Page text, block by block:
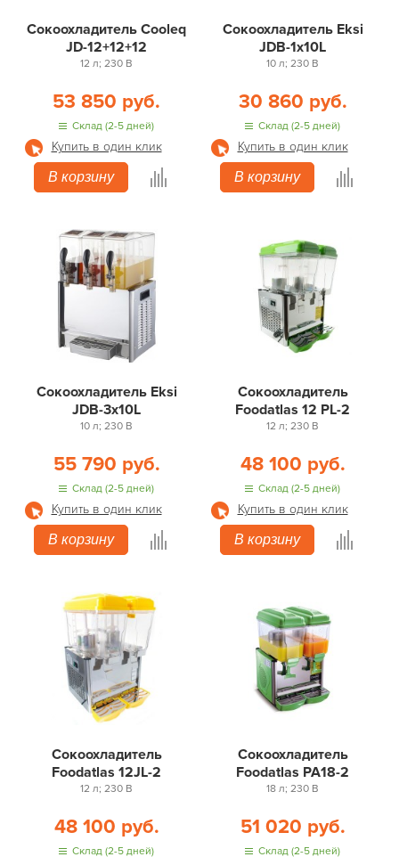
Сокоохладитель Cooleq
JD-12+12+12
12 л; 230 В
53 850 руб.
Склад (2-5 дней)
Купить в один клик
В корзину
Сокоохладитель Eksi
JDB-1x10L
10 л; 230 В
30 860 руб.
Склад (2-5 дней)
Купить в один клик
В корзину
Сокоохладитель Eksi
JDB-3x10L
10 л; 230 В
55 790 руб.
Склад (2-5 дней)
Купить в один клик
В корзину
Сокоохладитель
Foodatlas 12 PL-2
12 л; 230 В
48 100 руб.
Склад (2-5 дней)
Купить в один клик
В корзину
Сокоохладитель
Foodatlas 12JL-2
12 л; 230 В
48 100 руб.
Склад (2-5 дней)
Сокоохладитель
Foodatlas PA18-2
18 л; 230 В
51 020 руб.
Склад (2-5 дней)